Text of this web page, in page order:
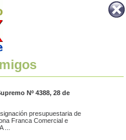
Nº 4388, 28 de
presupuestaria de
Franca Comercial e
...